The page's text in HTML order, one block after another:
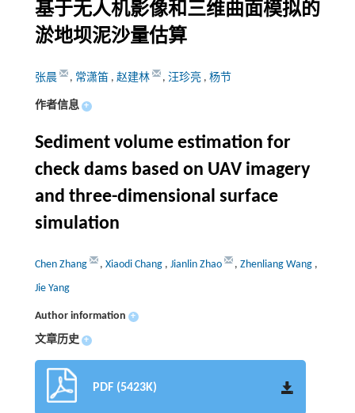
基于无人机影像和三维曲面模拟的
淤地坝泥沙量估算
张晨 , 常潇笛 , 赵建林 , 汪珍亮 , 杨节
作者信息 +
Sediment volume estimation for
check dams based on UAV imagery
and three-dimensional surface
simulation
Chen Zhang , Xiaodi Chang , Jianlin Zhao , Zhenliang Wang ,
Jie Yang
Author information +
文章历史 +
PDF (5423K)